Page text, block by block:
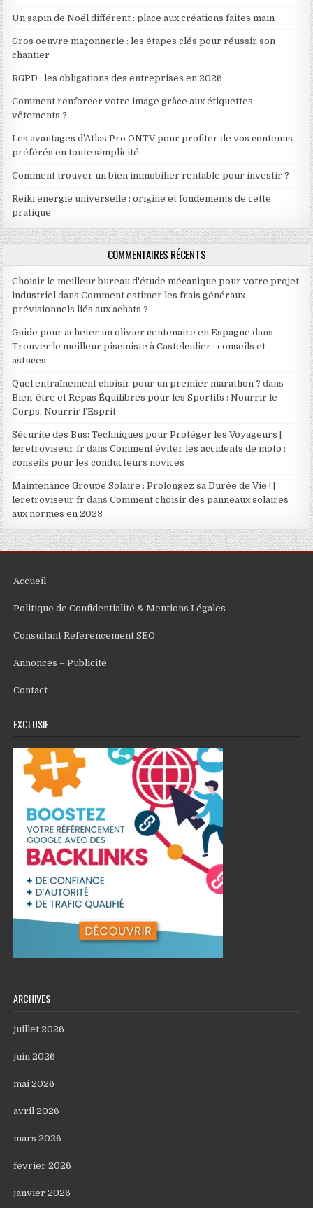
Un sapin de Noël différent : place aux créations faites main
Gros oeuvre maçonnerie : les étapes clés pour réussir son
chantier
RGPD : les obligations des entreprises en 2026
Comment renforcer votre image grâce aux étiquettes
vêtements ?
Les avantages d’Atlas Pro ONTV pour profiter de vos contenus
préférés en toute simplicité
Comment trouver un bien immobilier rentable pour investir ?
Reiki energie universelle : origine et fondements de cette
pratique
COMMENTAIRES RÉCENTS
Choisir le meilleur bureau d'étude mécanique pour votre projet
industriel dansComment estimer les frais généraux
prévisionnels liés aux achats ?
Guide pour acheter un olivier centenaire en Espagne dans
Trouver le meilleur pisciniste à Castelculier : conseils et
astuces
Quel entraînement choisir pour un premier marathon ? dans
Bien-être et Repas Équilibrés pour les Sportifs : Nourrir le
Corps, Nourrir l’Esprit
Sécurité des Bus: Techniques pour Protéger les Voyageurs |
leretroviseur.fr dansComment éviter les accidents de moto :
conseils pour les conducteurs novices
Maintenance Groupe Solaire : Prolongez sa Durée de Vie ! |
leretroviseur.fr dansComment choisir des panneaux solaires
aux normes en 2023
Accueil
Politique de Confidentialité & Mentions Légales
Consultant Référencement SEO
Annonces – Publicité
Contact
EXCLUSIF
ARCHIVES
juillet 2026
juin 2026
mai 2026
avril 2026
mars 2026
février 2026
janvier 2026